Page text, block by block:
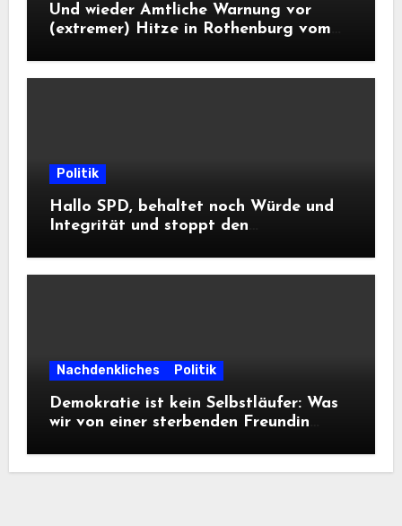
Und wieder Amtliche Warnung vor
(extremer) Hitze in Rothenburg vom
Politik
Hallo SPD, behaltet noch Würde und
Integrität und stoppt den
Informationsfreiheit!
Nachdenkliches Politik
Demokratie ist kein Selbstläufer: Was
wir von einer sterbenden Freundin